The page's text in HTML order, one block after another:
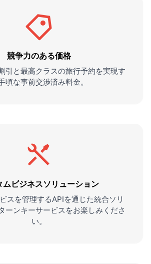
競争力のある価格
引と最高クラスの旅行予約を実現す
頃な事前交渉済み料金。
ムビジネスソリューション
スを管理するAPIを通じた統合ソリ
ーンキーサービスをお楽しみくださ
い。